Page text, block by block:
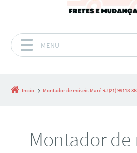
MENU
Início Montador de móveis Maré RJ (21) 99118-
Montador de